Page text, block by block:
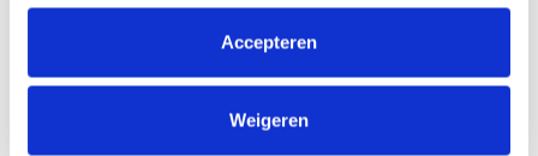
raadpleeg onzePrivacyverklaring. U kunt de cookie
instellingen te allen tijde aanpassen via de link onderaan
de website.
Accepteren
Weigeren